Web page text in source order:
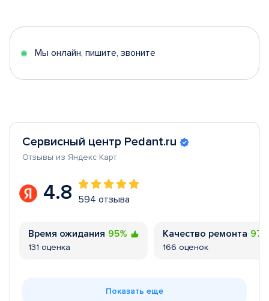
5
Мы онлайн, пишите, звоните
Сервисный центр Pedant.ru
Отзывы из Яндекс Карт
4.8 594 отзыва
Время ожидания 95%
131 оценка
Качество ремонта
166 оценок
Показать еще